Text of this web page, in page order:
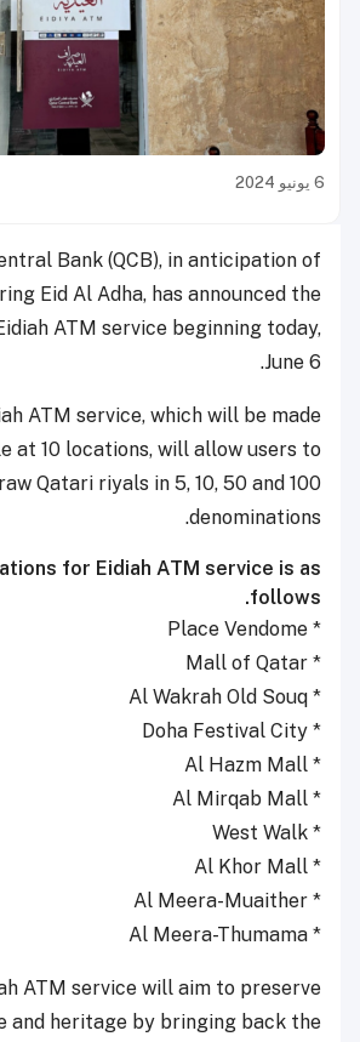
6 يونيو 2024
Bank (QCB), in anticipation of
Eid Al Adha, has announced the
ATM service beginning today,
June 6.
ATM service, which will be made
at 10 locations, will allow users to
Qatari riyals in 5, 10, 50 and 100
denominations.
for Eidiah ATM service is as
follows.
* Place Vendome
* Mall of Qatar
* Al Wakrah Old Souq
* Doha Festival City
* Al Hazm Mall
* Al Mirqab Mall
* West Walk
* Al Khor Mall
* Al Meera-Muaither
* Al Meera-Thumama
ATM service will aim to preserve
and heritage by bringing back the